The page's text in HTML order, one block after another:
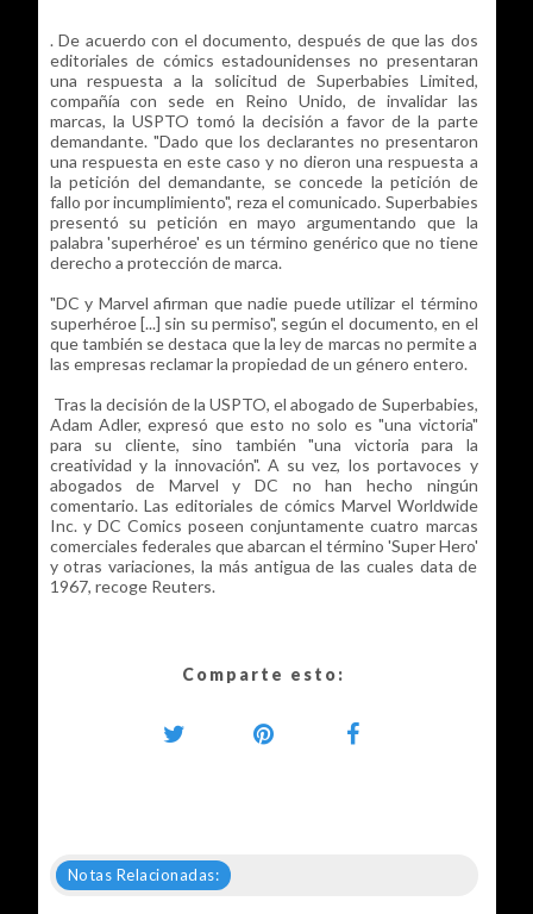
. De acuerdo con el documento, después de que las dos
editoriales de cómics estadounidenses no presentaran
una respuesta a la solicitud de Superbabies Limited,
compañía con sede en Reino Unido, de invalidar las
marcas, la USPTO tomó la decisión a favor de la parte
demandante. "Dado que los declarantes no presentaron
una respuesta en este caso y no dieron una respuesta a
la petición del demandante, se concede la petición de
fallo por incumplimiento", reza el comunicado. Superbabies
presentó su petición en mayo argumentando que la
palabra 'superhéroe' es un término genérico que no tiene
derecho a protección de marca.
"DC y Marvel afirman que nadie puede utilizar el término
superhéroe [...] sin su permiso", según el documento, en el
que también se destaca que la ley de marcas no permite a
las empresas reclamar la propiedad de un género entero.
Tras la decisión de la USPTO, el abogado de Superbabies,
Adam Adler, expresó que esto no solo es "una victoria"
para su cliente, sino también "una victoria para la
creatividad y la innovación". A su vez, los portavoces y
abogados de Marvel y DC no han hecho ningún
comentario. Las editoriales de cómics Marvel Worldwide
Inc. y DC Comics poseen conjuntamente cuatro marcas
comerciales federales que abarcan el término 'Super Hero'
y otras variaciones, la más antigua de las cuales data de
1967, recoge Reuters.
Comparte esto:
Notas Relacionadas: